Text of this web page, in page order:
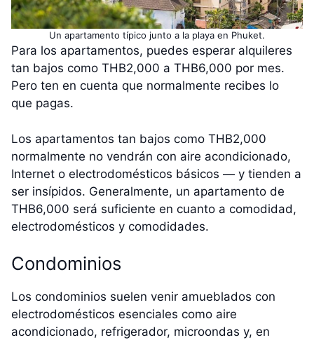
Un apartamento típico junto a la playa en Phuket.
Para los apartamentos, puedes esperar alquileres
tan bajos como THB2,000 a THB6,000 por mes.
Pero ten en cuenta que normalmente recibes lo
que pagas.
Los apartamentos tan bajos como THB2,000
normalmente no vendrán con aire acondicionado,
Internet o electrodomésticos básicos — y tienden a
ser insípidos. Generalmente, un apartamento de
THB6,000 será suficiente en cuanto a comodidad,
electrodomésticos y comodidades.
Condominios
Los condominios suelen venir amueblados con
electrodomésticos esenciales como aire
acondicionado, refrigerador, microondas y, en